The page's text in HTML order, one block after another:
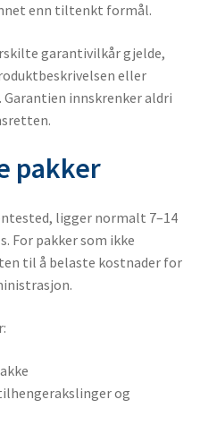
enn tiltenkt formål.
garantivilkår gjelde,
eller
innskrenker aldri
pakker
ligger normalt 7–14
For pakker som ikke
til å belaste kostnader for
og